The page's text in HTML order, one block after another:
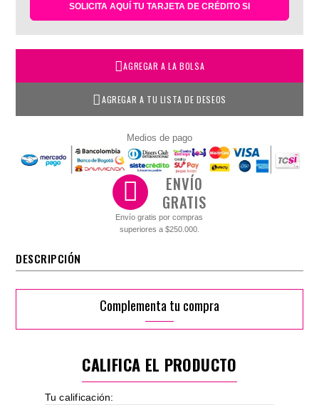
SOLICITA AQUÍ TU TARJETA DE CRÉDITO SI
AGREGAR A LA BOLSA
AGREGAR A TU LISTA DE DESEOS
Medios de pago
ENVÍO
GRATIS
Envío gratis por compras
superiores a $250.000.
DESCRIPCIÓN
Complementa tu compra
CALIFICA EL PRODUCTO
Tu calificación: